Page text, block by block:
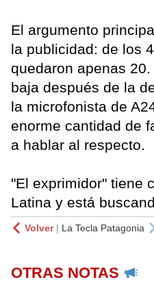
El argumento
la publicidad: de los
quedaron apenas
baja después de la
la microfonista de
enorme cantidad de
a hablar al respecto.
"El exprimidor" tiene
Latina y está
Volver| La Tecla Patagonia
OTRAS NOTAS